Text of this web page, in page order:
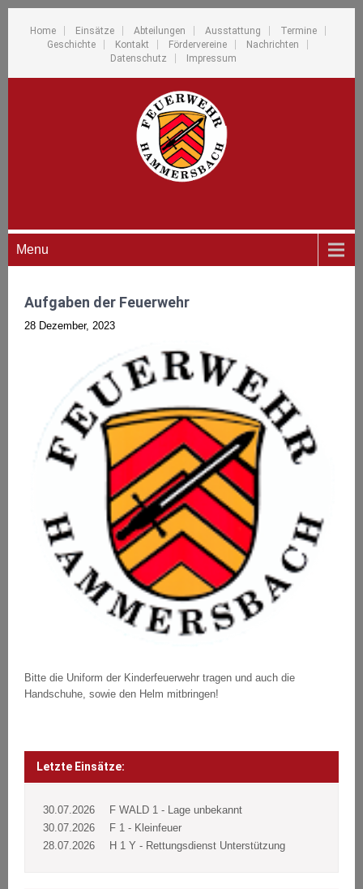
Home Einsätze Abteilungen Ausstattung
Termine
Geschichte
Kontakt Fördervereine
Nachrichten
Datenschutz
Impressum
Menu
Aufgaben der Feuerwehr
28 Dezember, 2023
Bitte die Uniform der Kinderfeuerwehr tragen und auch die
Handschuhe, sowie den Helm mitbringen!
Post
navigation
Beitragsnavigation
Letzte Einsätze:
30.07.2026
F WALD 1 - Lage unbekannt
30.07.2026
F 1 - Kleinfeuer
28.07.2026
H 1 Y - Rettungsdienst Unterstützung